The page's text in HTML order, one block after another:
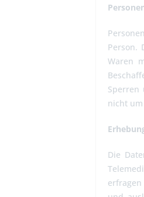
Person.
Waren
Sperren
nicht
Die